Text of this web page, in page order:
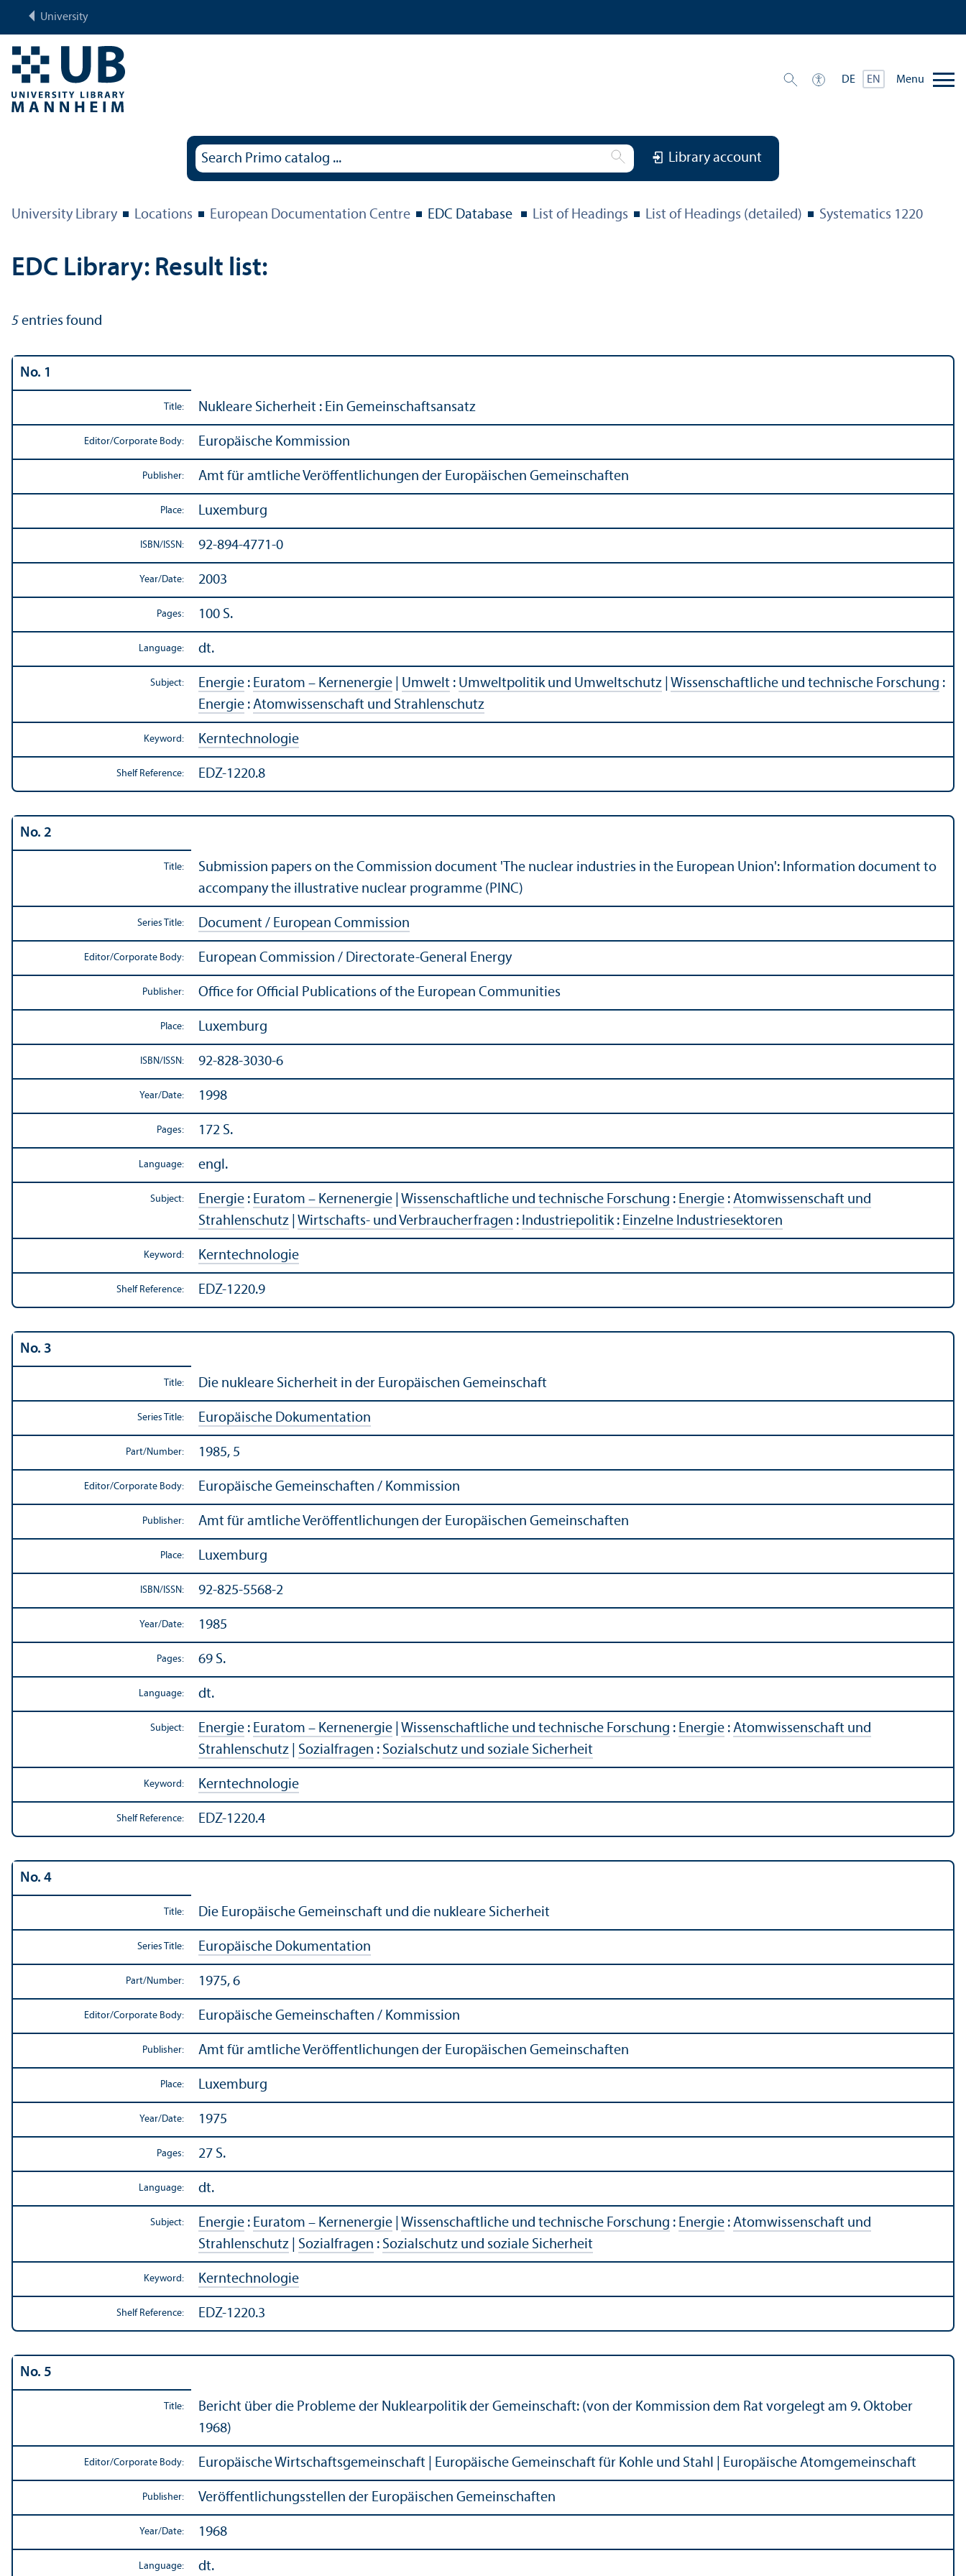
University
DE EN Menu
Library account
University Library Locations European Documentation Centre EDC Database List of Headings List of Headings (detailed) Systematics 1220
EDC Library: Result list:
5 entries found
No. 1
Title: Nukleare Sicherheit : Ein Gemeinschaftsansatz
Editor/Corporate Body: Europäische Kommission
Publisher: Amt für amtliche Veröffentlichungen der Europäischen Gemeinschaften
Place: Luxemburg
ISBN/ISSN: 92-894-4771-0
Year/Date: 2003
Pages: 100 S.
Language: dt.
Subject: Energie : Euratom – Kernenergie Umwelt : Umweltpolitik und Umweltschutz Wissenschaftliche und technische Forschung :
Energie : Atomwissenschaft und Strahlenschutz
Keyword: Kerntechnologie
Shelf Reference: EDZ-1220.8
No. 2
Title:
Submission papers on the Commission document 'The nuclear industries in the European Union': Information document to
accompany the illustrative nuclear programme (PINC)
Series Title: Document / European Commission
Editor/Corporate Body: European Commission / Directorate-General Energy
Publisher: Office for Official Publications of the European Communities
Place: Luxemburg
ISBN/ISSN: 92-828-3030-6
Year/Date: 1998
Pages: 172 S.
Language: engl.
Subject: Energie : Euratom – Kernenergie Wissenschaftliche und technische Forschung : Energie : Atomwissenschaft und
Strahlenschutz Wirtschafts- und Verbraucherfragen : Industriepolitik: Einzelne Industriesektoren
Keyword: Kerntechnologie
Shelf Reference: EDZ-1220.9
No. 3
Title: Die nukleare Sicherheit in der Europäischen Gemeinschaft
Series Title: Europäische Dokumentation
Part/Number: 1985, 5
Editor/Corporate Body: Europäische Gemeinschaften / Kommission
Publisher: Amt für amtliche Veröffentlichungen der Europäischen Gemeinschaften
Place: Luxemburg
ISBN/ISSN: 92-825-5568-2
Year/Date: 1985
Pages: 69 S.
Language: dt.
Subject: Energie : Euratom – Kernenergie Wissenschaftliche und technische Forschung : Energie : Atomwissenschaft und
Strahlenschutz
Sozialfragen : Sozialschutz und soziale Sicherheit
Keyword: Kerntechnologie
Shelf Reference: EDZ-1220.4
No. 4
Title: Die Europäische Gemeinschaft und die nukleare Sicherheit
Series Title: Europäische Dokumentation
Part/Number: 1975, 6
Editor/Corporate Body: Europäische Gemeinschaften / Kommission
Publisher: Amt für amtliche Veröffentlichungen der Europäischen Gemeinschaften
Place: Luxemburg
Year/Date: 1975
Pages: 27 S.
Language: dt.
Subject: Energie : Euratom – Kernenergie Wissenschaftliche und technische Forschung : Energie : Atomwissenschaft und
Strahlenschutz
Sozialfragen : Sozialschutz und soziale Sicherheit
Keyword: Kerntechnologie
Shelf Reference: EDZ-1220.3
No. 5
Title:
Bericht über die Probleme der Nuklearpolitik der Gemeinschaft: (von der Kommission dem Rat vorgelegt am 9. Oktober
1968)
Editor/Corporate Body: Europäische Wirtschaftsgemeinschaft | Europäische Gemeinschaft für Kohle und Stahl | Europäische Atomgemeinschaft
Publisher: Veröffentlichungsstellen der Europäischen Gemeinschaften
Year/Date: 1968
Language: dt.